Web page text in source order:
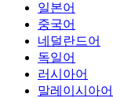
일본어
중국어
네덜란드어
독일어
러시아어
말레이시아어